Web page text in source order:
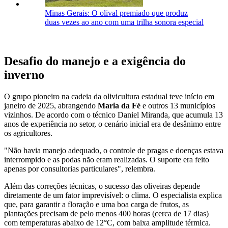
Minas Gerais: O olival premiado que produz
duas vezes ao ano com uma trilha sonora especial
Desafio do manejo e a exigência do
inverno
O grupo pioneiro na cadeia da olivicultura estadual teve início em
janeiro de 2025, abrangendo Maria da Fé e outros 13 municípios
vizinhos. De acordo com o técnico Daniel Miranda, que acumula 13
anos de experiência no setor, o cenário inicial era de desânimo entre
os agricultores.
"Não havia manejo adequado, o controle de pragas e doenças estava
interrompido e as podas não eram realizadas. O suporte era feito
apenas por consultorias particulares", relembra.
Além das correções técnicas, o sucesso das oliveiras depende
diretamente de um fator imprevisível: o clima. O especialista explica
que, para garantir a floração e uma boa carga de frutos, as
plantações precisam de pelo menos 400 horas (cerca de 17 dias)
com temperaturas abaixo de 12°C, com baixa amplitude térmica.